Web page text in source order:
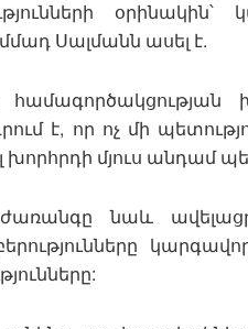
օրինակին՝
Սալմանն ասել է.
համագործակցության
է, որ ոչ մի
խորհրդի մյուս անդամ
նաև